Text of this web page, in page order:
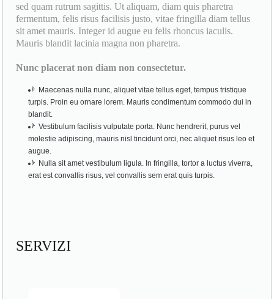
sed quam rutrum sagittis. Ut aliquam, diam quis pharetra
fermentum, felis risus facilisis justo, vitae fringilla diam tellus
sit amet mauris. Integer id augue eu felis rhoncus iaculis.
Mauris blandit lacinia magna non pharetra.
Nunc placerat non diam non consectetur.
Maecenas nulla nunc, aliquet vitae tellus eget, tempus tristique
turpis. Proin eu ornare lorem. Mauris condimentum commodo dui in
blandit.
Vestibulum facilisis vulputate porta. Nunc hendrerit, purus vel
molestie adipiscing, mauris nisl tincidunt orci, nec aliquet risus leo et
augue.
Nulla sit amet vestibulum ligula. In fringilla, tortor a luctus viverra,
erat est convallis risus, vel convallis sem erat quis turpis.
SERVIZI